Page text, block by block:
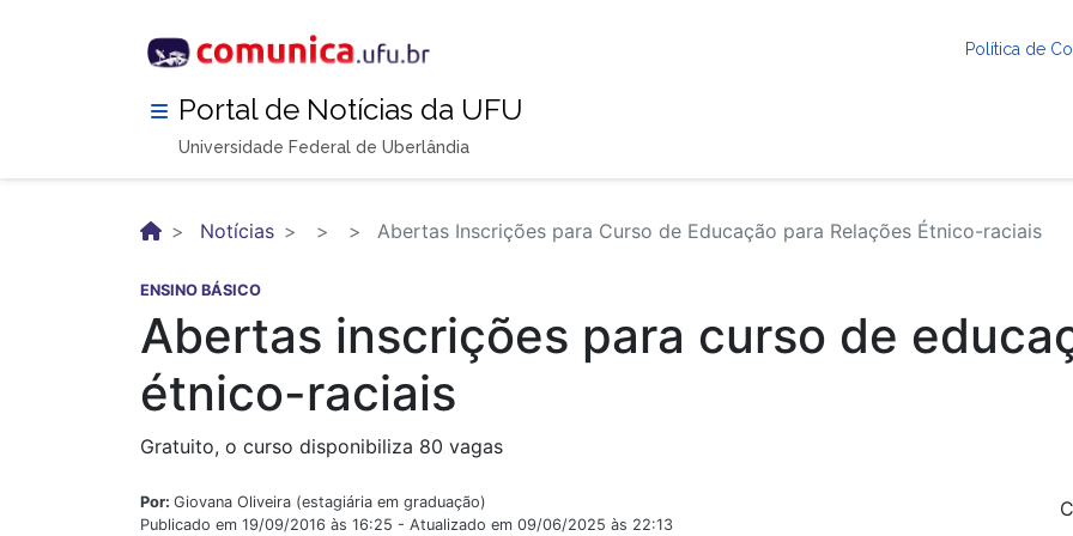
Política de
Portal de Notícias da UFU
Universidade Federal de Uberlândia
Notícias Abertas Inscrições para Curso de Educação para Relações Étnico-raciais
ENSINO BÁSICO
Abertas inscrições para curso de
étnico-raciais
Gratuito, o curso disponibiliza 80 vagas
Por: Giovana Oliveira (estagiária em graduação)
Publicado em 19/09/2016 às 16:25 - Atualizado em 09/06/2025 às 22:13